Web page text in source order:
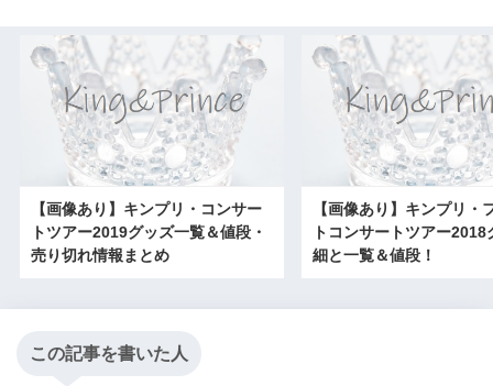
【画像あり】キンプリ・コンサー
トツアー2019グッズ一覧＆値段・
売り切れ情報まとめ
【画像あり】キンプリ・
トコンサートツアー2018
細と一覧＆値段！
この記事を書いた人